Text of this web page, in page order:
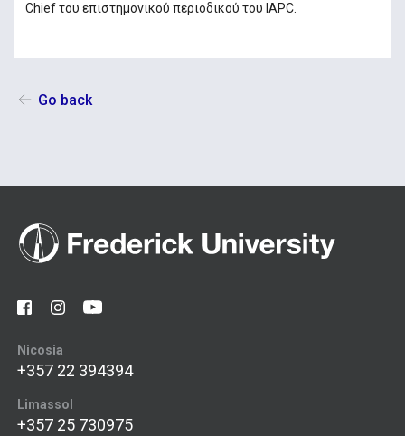
Chief του επιστημονικού περιοδικού του IAPC.
Go back
Nicosia
+357 22 394394
Limassol
+357 25 730975